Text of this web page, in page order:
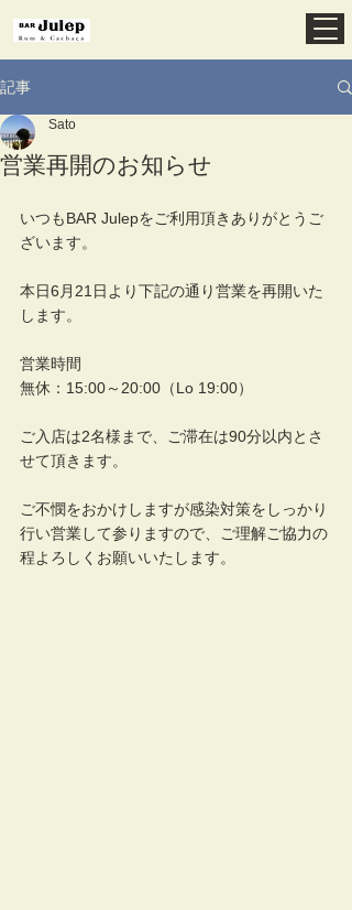
記事
営業再開のお知らせ
Sato
いつもBAR Julepをご利用頂きありがとうご
ざいます。
本日6月21日より下記の通り営業を再開いた
します。
営業時間
無休：15:00～20:00（Lo 19:00）
ご入店は2名様まで、ご滞在は90分以内とさ
せて頂きます。
ご不憫をおかけしますが感染対策をしっかり
行い営業して参りますので、ご理解ご協力の
程よろしくお願いいたします。